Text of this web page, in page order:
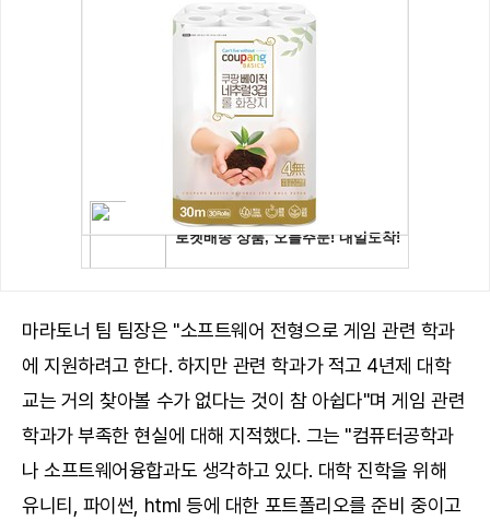
마라토너 팀 팀장은 "소프트웨어 전형으로 게임 관련 학과
에 지원하려고 한다. 하지만 관련 학과가 적고 4년제 대학
교는 거의 찾아볼 수가 없다는 것이 참 아쉽다"며 게임 관련
학과가 부족한 현실에 대해 지적했다. 그는 "컴퓨터공학과
나 소프트웨어융합과도 생각하고 있다. 대학 진학을 위해
유니티, 파이썬, html 등에 대한 포트폴리오를 준비 중이고